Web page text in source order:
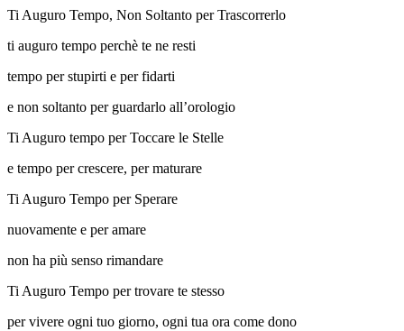
Ti Auguro Tempo, Non Soltanto per Trascorrerlo
ti auguro tempo perchè te ne resti
tempo per stupirti e per fidarti
e non soltanto per guardarlo all’orologio
Ti Auguro tempo per Toccare le Stelle
e tempo per crescere, per maturare
Ti Auguro Tempo per Sperare
nuovamente e per amare
non ha più senso rimandare
Ti Auguro Tempo per trovare te stesso
per vivere ogni tuo giorno, ogni tua ora come dono